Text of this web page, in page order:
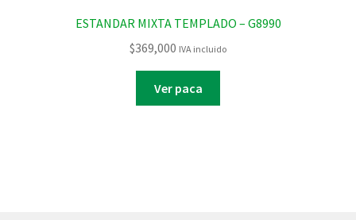
ESTANDAR MIXTA TEMPLADO – G8990
$369,000 IVA incluido
Ver paca